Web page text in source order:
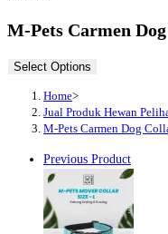
M-Pets Carmen
Select Options
Home>
Jual Produk Hewan
M-Pets Carmen Dog
Previous Product